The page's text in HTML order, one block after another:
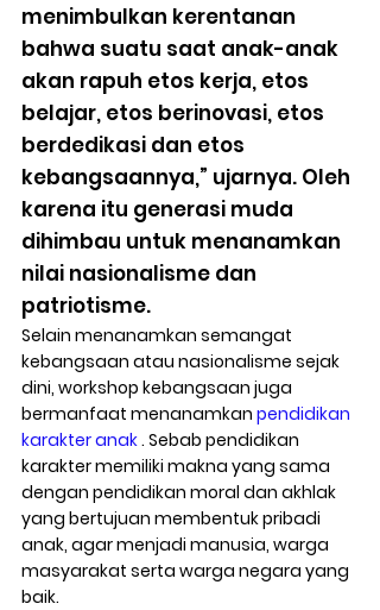
menimbulkan kerentanan
bahwa suatu saat anak-anak
akan rapuh etos kerja, etos
belajar, etos berinovasi, etos
berdedikasi dan etos
kebangsaannya,” ujarnya. Oleh
karena itu generasi muda
dihimbau untuk menanamkan
nilai nasionalisme dan
patriotisme.
Selain menanamkan semangat
kebangsaan atau nasionalisme sejak
dini, workshop kebangsaan juga
bermanfaat menanamkan pendidikan
karakter anak . Sebab pendidikan
karakter memiliki makna yang sama
dengan pendidikan moral dan akhlak
yang bertujuan membentuk pribadi
anak, agar menjadi manusia, warga
masyarakat serta warga negara yang
baik.